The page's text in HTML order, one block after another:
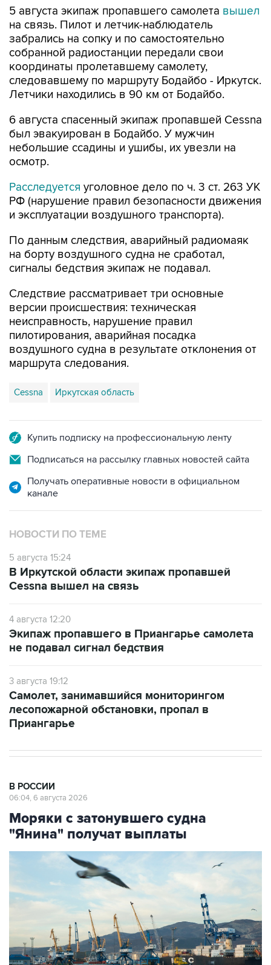
5 августа экипаж пропавшего самолета вышел
на связь. Пилот и летчик-наблюдатель
забрались на сопку и по самостоятельно
собранной радиостанции передали свои
координаты пролетавшему самолету,
следовавшему по маршруту Бодайбо - Иркутск.
Летчики находились в 90 км от Бодайбо.
6 августа спасенный экипаж пропавшей Cessna
был эвакуирован в Бодайбо. У мужчин
небольшие ссадины и ушибы, их увезли на
осмотр.
Расследуется уголовное дело по ч. 3 ст. 263 УК
РФ (нарушение правил безопасности движения
и эксплуатации воздушного транспорта).
По данным следствия, аварийный радиомаяк
на борту воздушного судна не сработал,
сигналы бедствия экипаж не подавал.
Следствие рассматривает три основные
версии происшествия: техническая
неисправность, нарушение правил
пилотирования, аварийная посадка
воздушного судна в результате отклонения от
маршрута следования.
Cessna Иркутская область
Купить подписку на профессиональную ленту
Подписаться на рассылку главных новостей сайта
Получать оперативные новости в официальном
канале
НОВОСТИ ПО ТЕМЕ
5 августа 15:24
В Иркутской области экипаж пропавшей
Cessna вышел на связь
4 августа 12:20
Экипаж пропавшего в Приангарье самолета
не подавал сигнал бедствия
3 августа 19:12
Самолет, занимавшийся мониторингом
лесопожарной обстановки, пропал в
Приангарье
В РОССИИ
06:04, 6 августа 2026
Моряки с затонувшего судна
"Янина" получат выплаты